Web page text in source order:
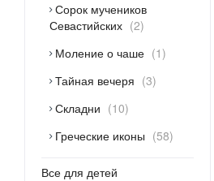
Сорок мучеников
Севастийских
2
Моление о чаше
1
Тайная вечеря
3
Складни
10
Греческие иконы
58
Все для детей